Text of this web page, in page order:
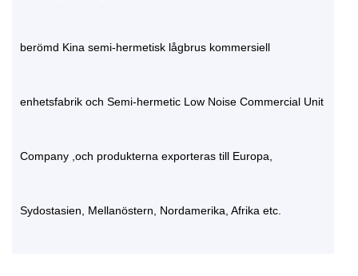
berömd Kina semi-hermetisk lågbrus kommersiell
enhetsfabrik och Semi-hermetic Low Noise Commercial Unit
Company ,och produkterna exporteras till Europa,
Sydostasien, Mellanöstern, Nordamerika, Afrika etc.